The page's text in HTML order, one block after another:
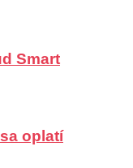
Smart
oplatí